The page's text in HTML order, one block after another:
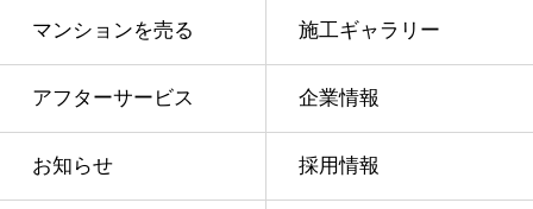
マンションを売る 施工ギャラリー
アフターサービス 企業情報
お知らせ 採用情報